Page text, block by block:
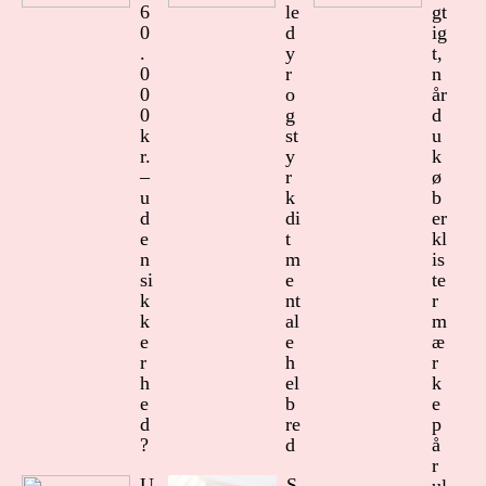
6
0
.
0
0
0
k
r.
–
u
d
e
n
si
k
k
e
r
h
e
d
?
le
d
y
r
o
g
st
y
r
k
di
t
m
e
nt
al
e
h
el
b
re
d
gt
ig
t,
n
år
d
u
k
ø
b
er
kl
is
te
r
m
æ
r
k
e
p
å
r